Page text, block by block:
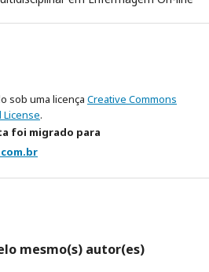
sob uma licença Creative Commons
.
foi migrado para
mesmo(s) autor(es)